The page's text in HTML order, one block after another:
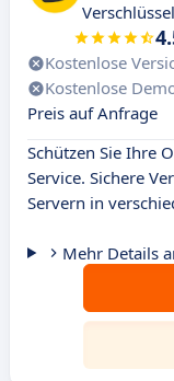
Kostenlose
Kostenlose
Preis auf Anfrage
Schützen Sie Ihre
Service. Sichere
Servern in
Mehr Details